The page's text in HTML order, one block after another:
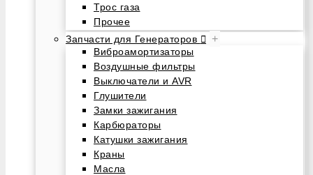
Трос газа
Прочее
Запчасти для Генераторов
+
Виброамортизаторы
Воздушные фильтры
Выключатели и AVR
Глушители
Замки зажигания
Карбюраторы
Катушки зажигания
Краны
Масла